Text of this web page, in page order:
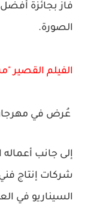
فاز بجائزة
الصورة.
الفيلم القصير
عُرض في مهرجان
إلى جانب
شركات إنتاج
السيناريو في